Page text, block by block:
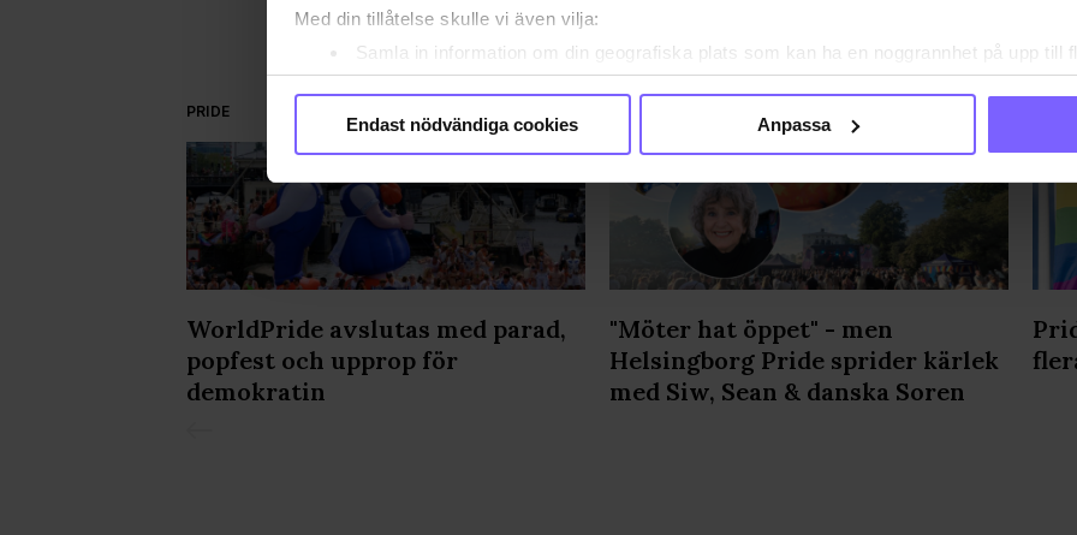
Med din tillåtelse skulle vi även vilja:
Samla in information om din geografiska plats som kan ha en noggrannhet på upp till
Identifiera din enhet genom att aktivt skanna den för specifika kännetecken
Ta reda på mer om hur dina personliga uppgifter behandlas och ställ in dina preferenser i
Vi använder enhetsidentifierare för att anpassa innehållet och annonserna till användarna,
sociala medier och analysera vår trafik. Vi vidarebefordrar även sådana identifierare och
till de sociala medier och annons- och analysföretag som vi samarbetar med. Dessa kan i
med annan information som du har tillhandahållit eller som de har samlat in när du har
godkänner våra cookies vid fortsatt användande av vår webbplats.
Endast nödvändiga cookies Anpassa
PRIDE
WorldPride avslutas med parad,
popfest och upprop för
demokratin
"Möter hat öppet" - men
Helsingborg Pride sprider kärlek
med Siw, Sean & danska Soren